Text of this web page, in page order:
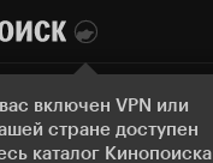
включен VPN или
стране доступен
каталог Кинопоиска
Онлайн-кинотеатр